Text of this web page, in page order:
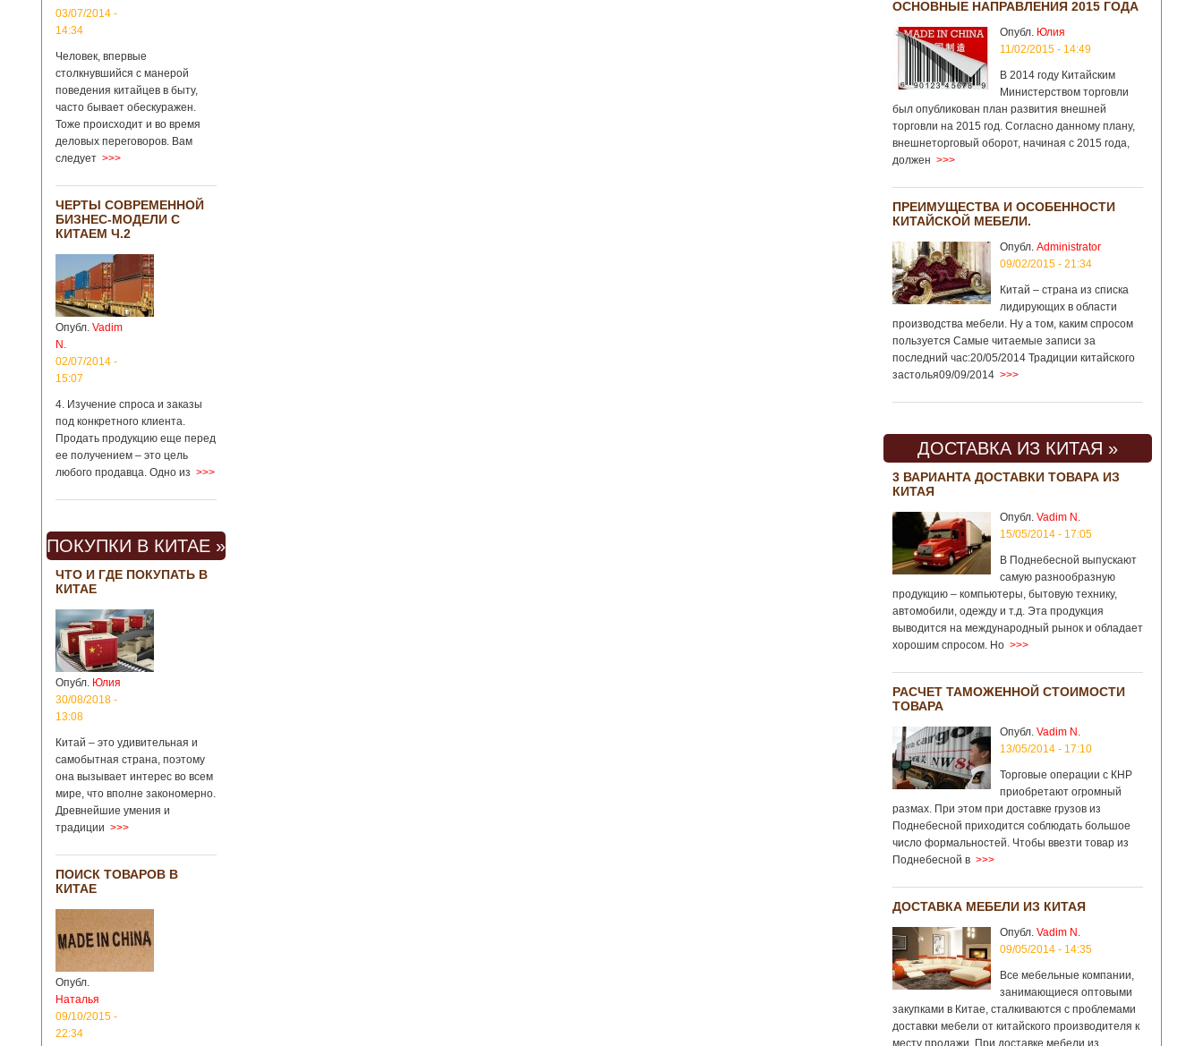
03/07/2014 -
14:34
Человек, впервые
столкнувшийся с манерой
поведения китайцев в быту,
часто бывает обескуражен.
Тоже происходит и во время
деловых переговоров. Вам
следует >>>
ЧЕРТЫ СОВРЕМЕННОЙ
БИЗНЕС-МОДЕЛИ С
КИТАЕМ Ч.2
Опубл. Vadim
N.
02/07/2014 -
15:07
4. Изучение спроса и заказы
под конкретного клиента.
Продать продукцию еще перед
ее получением – это цель
любого продавца. Одно из >>>
ПОКУПКИ В КИТАЕ »
ЧТО И ГДЕ ПОКУПАТЬ В
КИТАЕ
Опубл. Юлия
30/08/2018 -
13:08
Китай – это удивительная и
самобытная страна, поэтому
она вызывает интерес во всем
мире, что вполне закономерно.
Древнейшие умения и
традиции >>>
ПОИСК ТОВАРОВ В
КИТАЕ
Опубл.
Наталья
09/10/2015 -
22:34
ОСНОВНЫЕ НАПРАВЛЕНИЯ 2015 ГОДА
Опубл. Юлия
11/02/2015 - 14:49
В 2014 году Китайским
Министерством торговли
был опубликован план развития внешней
торговли на 2015 год. Согласно данному плану,
внешнеторговый оборот, начиная с 2015 года,
должен >>>
ПРЕИМУЩЕСТВА И ОСОБЕННОСТИ
КИТАЙСКОЙ МЕБЕЛИ.
Опубл. Administrator
09/02/2015 - 21:34
Китай – страна из списка
лидирующих в области
производства мебели. Ну а том, каким спросом
пользуется Самые читаемые записи за
последний час:20/05/2014 Традиции китайского
застолья09/09/2014 >>>
ДОСТАВКА ИЗ КИТАЯ »
3 ВАРИАНТА ДОСТАВКИ ТОВАРА ИЗ
КИТАЯ
Опубл. Vadim N.
15/05/2014 - 17:05
В Поднебесной выпускают
самую разнообразную
продукцию – компьютеры, бытовую технику,
автомобили, одежду и т.д. Эта продукция
выводится на международный рынок и обладает
хорошим спросом. Но >>>
РАСЧЕТ ТАМОЖЕННОЙ СТОИМОСТИ
ТОВАРА
Опубл. Vadim N.
13/05/2014 - 17:10
Торговые операции с КНР
приобретают огромный
размах. При этом при доставке грузов из
Поднебесной приходится соблюдать большое
число формальностей. Чтобы ввезти товар из
Поднебесной в >>>
ДОСТАВКА МЕБЕЛИ ИЗ КИТАЯ
Опубл. Vadim N.
09/05/2014 - 14:35
Все мебельные компании,
занимающиеся оптовыми
закупками в Китае, сталкиваются с проблемами
доставки мебели от китайского производителя к
месту продажи. При доставке мебели из